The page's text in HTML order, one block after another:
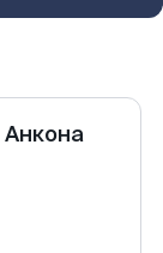
Анкона